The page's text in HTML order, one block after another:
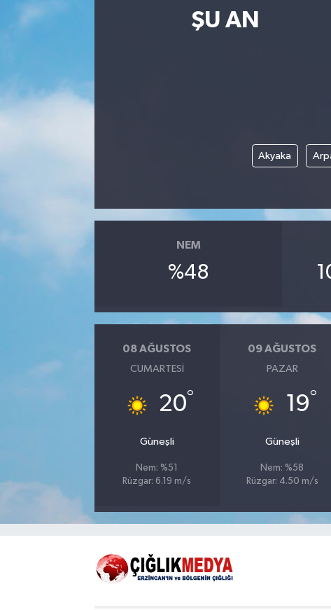
ŞU AN
Akyaka
NEM
%48
08 AĞUSTOS
CUMARTESI
20°
Güneşli
Nem: %51
Rüzgar: 6.19 m/s
09 AĞUSTOS
PAZAR
19°
Güneşli
Nem: %58
Rüzgar: 4.50 m/s